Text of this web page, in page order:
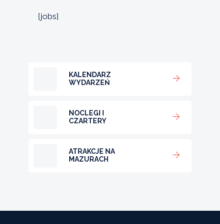
[jobs]
KALENDARZ
WYDARZEŃ
NOCLEGI I
CZARTERY
ATRAKCJE NA
MAZURACH